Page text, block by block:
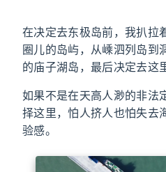
在决定去东极岛前，我扒拉
圈儿的岛屿，从嵊泗列岛到
的庙子湖岛，最后决定去这
如果不是在天高人渺的非法
择这里，怕人挤人也怕失去
验感。